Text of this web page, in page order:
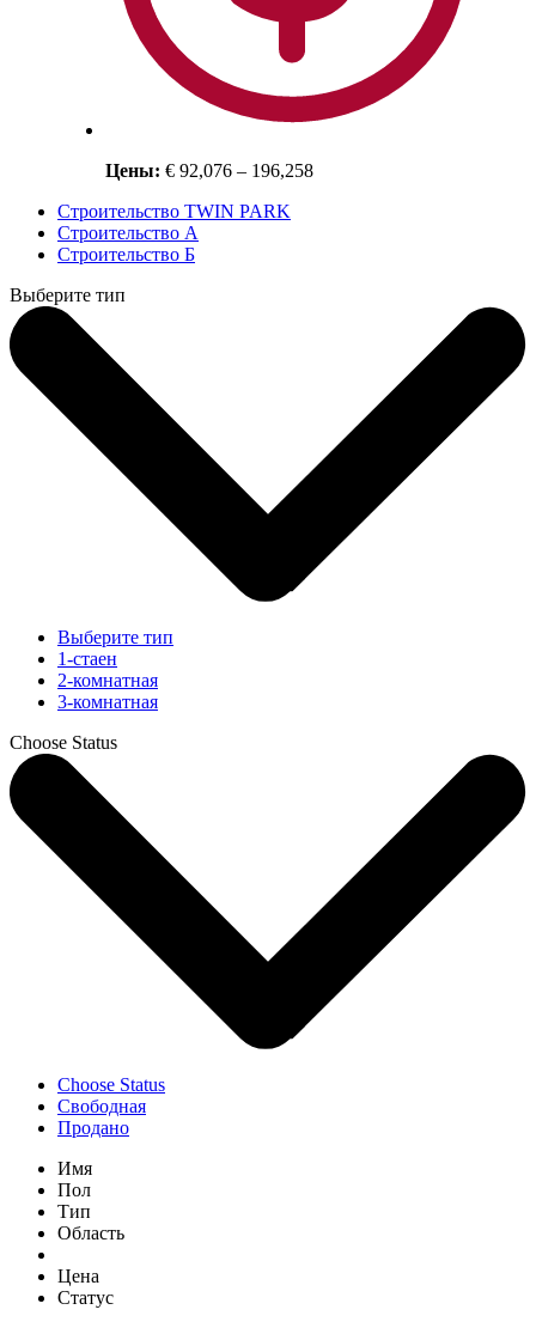
Цены: € 92,076 – 196,258
Строительство TWIN PARK
Строительство А
Строительство Б
Выберите тип
Выберите тип
1-стаен
2-комнатная
3-комнатная
Choose Status
Choose Status
Свободная
Продано
Имя
Пол
Тип
Область
Цена
Статус